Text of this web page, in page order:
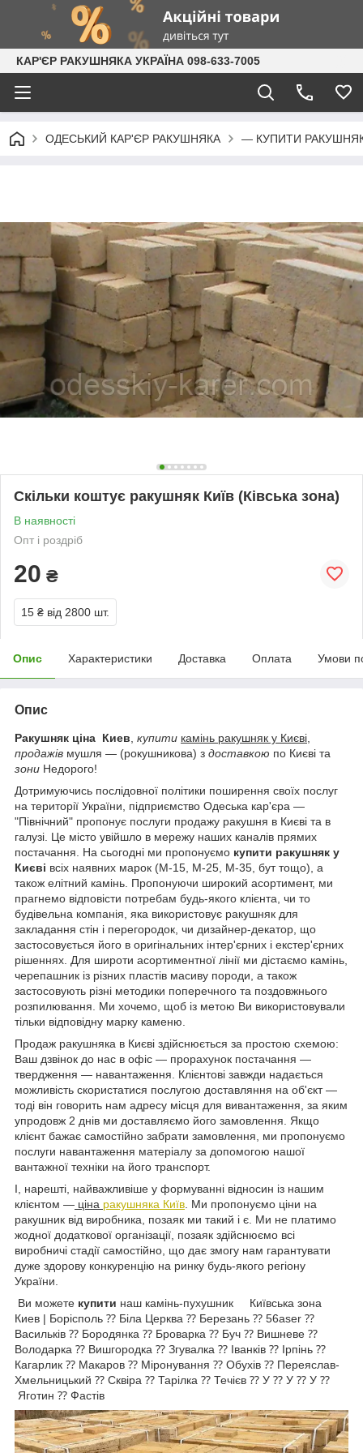
КАР'ЄР РАКУШНЯКА УКРАЇНА 098-633-7005
ОДЕСЬКИЙ КАР'ЄР РАКУШНЯКА — КУПИТИ РАКУШНЯК
Скільки коштує ракушняк Київ (Ківська зона)
В наявності
Опт і роздріб
20 ₴
15 ₴ від 2800 шт.
Опис Характеристики Доставка Оплата Умови
Опис
Ракушняк ціна Киев купити камінь ракушняк у Києві
продажів мушля — (рокушникова) з доставкою по Києві та
зони Недорого!
Дотримуючись послідовної політики поширення своїх послуг
на території України, підприємство Одеська кар'єра —
"Північний" пропонує послуги продажу ракушня в Києві та в
галузі. Це місто увійшло в мережу наших каналів прямих
постачання. На сьогодні ми пропонуємо купити ракушняк у
Києві всіх наявних марок (М-15, М-25, М-35, бут тощо), а
також елітний камінь. Пропонуючи широкий асортимент, ми
прагнемо відповісти потребам будь-якого клієнта, чи то
будівельна компанія, яка використовує ракушняк для
закладання стін і перегородок, чи дизайнер-декатор, що
застосовується його в оригінальних інтер'єрних і екстер'єрних
рішеннях. Для широти асортиментної лінії ми дістаємо камінь,
черепашник із різних пластів масиву породи, а також
застосовують різні методики поперечного та поздовжнього
розпилювання. Ми хочемо, щоб із метою Ви використовували
тільки відповідну марку каменю.
Продаж ракушняка в Києві здійснюється за простою схемою:
Ваш дзвінок до нас в офіс — прорахунок постачання —
твердження — навантаження. Клієнтові завжди надається
можливість скористатися послугою доставляння на об'єкт —
тоді він говорить нам адресу місця для вивантаження, за яким
упродовж 2 днів ми доставляємо його замовлення. Якщо
клієнт бажає самостійно забрати замовлення, ми пропонуємо
послуги навантаження матеріалу за допомогою нашої
вантажної техніки на його транспорт.
І, нарешті, найважливіше у формуванні відносин із нашим
клієнтом — ціна ракушняка Київ . Ми пропонуємо ціни на
ракушник від виробника, позаяк ми такий і є. Ми не платимо
жодної додаткової організації, позаяк здійснюємо всі
виробничі стадії самостійно, що дає змогу нам гарантувати
дуже здорову конкуренцію на ринку будь-якого регіону
України.
Ви можете купити наш камінь-пухушник Київська зона
Киев | Борісполь ⁇ Біла Церква ⁇ Березань ⁇ 56aser ⁇
Васильків ⁇ Бородянка ⁇ Броварка ⁇ Буч ⁇ Вишневе ⁇
Володарка ⁇ Вишгородка ⁇ Згувалка ⁇ Іванків ⁇ Ірпінь ⁇
Кагарлик ⁇ Макаров ⁇ Міронування ⁇ Обухів ⁇ Переяслав-
Хмельницький ⁇ Сквіра ⁇ Тарілка ⁇ Течієв ⁇ У ⁇ У ⁇ У ⁇
Яготин ⁇ Фастів